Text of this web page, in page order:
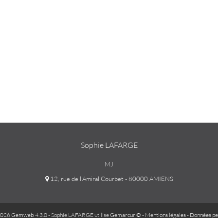
Sophie LAFARGE
MJ
12, rue de l'Amiral Courbet - 80000 AMIENS
Gemweb 4.3.0- Sophie LAFARGE utiliseGemarcur © - Mentions légales- Données